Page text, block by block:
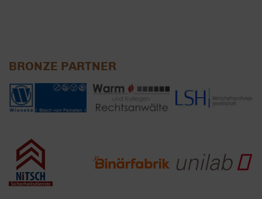
BRONZE PARTNER